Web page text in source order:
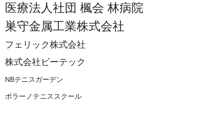
医療法人社団 楓会 林病院
巣守金属工業株式会社
フェリック株式会社
株式会社ビーテック
NBテニスガーデン
ポラーノテニススクール